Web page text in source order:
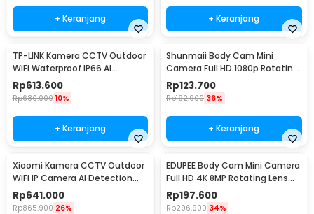
+ Keranjang + Keranjang
TP-LINK Kamera CCTV Outdoor
WiFi Waterproof IP66 AI
Detection 4MP 2K - Tapo
C520WS
Rp613.600
Rp680.000 10%
+ Keranjang
Shunmaii Body Cam Mini
Camera Full HD 1080p Rotating
Lens with WiFi - L8
Rp123.700
Rp192.900 36%
+ Keranjang
Xiaomi Kamera CCTV Outdoor
WiFi IP Camera AI Detection
IP66 4MP 2.5K - CW400
Rp641.000
Rp865.900 26%
EDUPEE Body Cam Mini Camera
Full HD 4K 8MP Rotating Lens
600mAh without WiFi - ZC-M11
Rp197.600
Rp296.900 34%